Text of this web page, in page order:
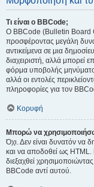
Τι είναι ο BBCode;
Ο BBCode (Bulletin Board
προσφέροντας μεγάλη
αντικείμενα σε μια
διαχειριστή, αλλά μπορεί
φόρμα υποβολής
αλλά οι εντολές
πληροφορίες για τον
Κορυφή
Μπορώ να
Όχι. Δεν είναι δυνατόν να
και να αποδοθεί ως
διεξαχθεί
BBCode αντί αυτού.